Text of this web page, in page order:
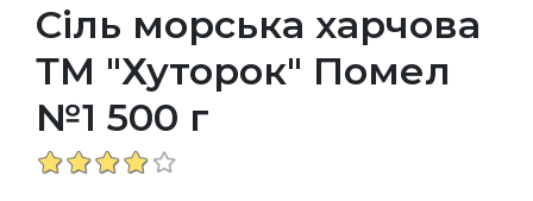
Сiль морська харчова
ТМ "Хуторок" Помел
№1 500 г